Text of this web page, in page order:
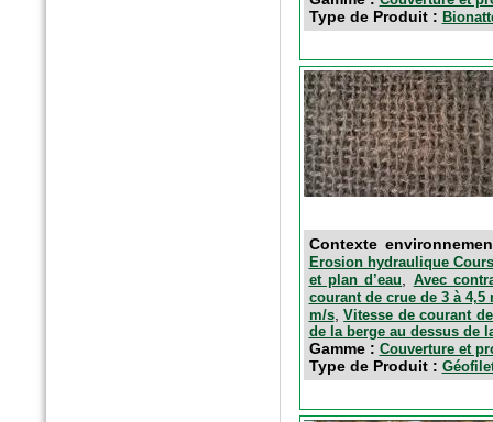
Type de Produit :
Contexte
Erosion hydraulique
et plan d’eau
Avec
courant de crue de 3 à 4,5
m/s,Vitesse de courant
de la berge au dessus de
Gamme : Couverture et
Type de Produit :